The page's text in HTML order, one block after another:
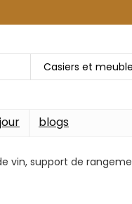
Casiers et
blogs
vin, support de